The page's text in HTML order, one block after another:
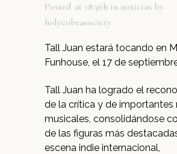
Posted at 18:36h in noticias by
holycobrasociety
Tall Juan estará tocando en
Funhouse, el 17 de
Tall Juan ha logrado el
de la crítica y de importantes
musicales, consolidándose
de las figuras más
escena indie internacional,